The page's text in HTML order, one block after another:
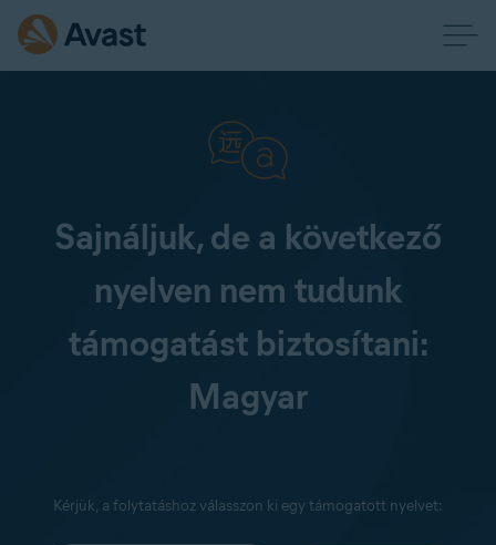
Sajnáljuk, de a következő
nyelven nem tudunk
támogatást biztosítani:
Magyar
Kérjük, a folytatáshoz válasszon ki egy támogatott nyelvet: